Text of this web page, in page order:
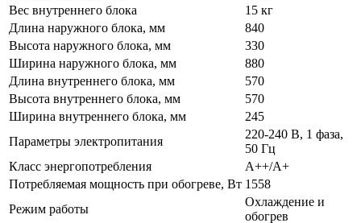
Вес внутреннего блока
15 кг
Длина наружного блока, мм
840
Высота наружного блока, мм
330
Ширина наружного блока, мм
880
Длина внутреннего блока, мм
570
Высота внутреннего блока, мм
570
Ширина внутреннего блока, мм
245
Параметры электропитания
220-240 В, 1 фаза,
50 Гц
Класс энергопотребления
A++/A+
Потребляемая мощность при обогреве, Вт 1558
Режим работы
Охлаждение и
обогрев